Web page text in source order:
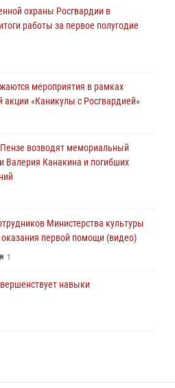
познакомили участников
и техникой Росгвардии
оказали помощь
Росгвардии пресечена
под реабилитационный центр
охраны Росгвардии в
работы за первое полугодие
мероприятия в рамках
акции «Каникулы с Росгвардией»
возводят мемориальный
Валерия Канакина и погибших
Министерства культуры
первой помощи (видео)
1
навыки